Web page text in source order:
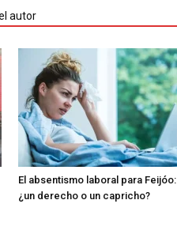
autor
El absentismo laboral para Feijóo:
¿un derecho o un capricho?